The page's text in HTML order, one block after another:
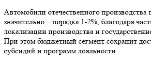
Автомобили отечественного
значительно – порядка 1-2%, благодаря
локализации производства и
При этом бюджетный сегмент сохранит
субсидий и программ лояльности.